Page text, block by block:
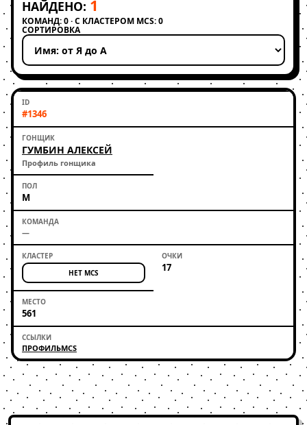
НАЙДЕНО: 1
КОМАНД: 0 · С КЛАСТЕРОМ MCS: 0
СОРТИРОВКА
Применить сортировку
#1346
ГУМБИН АЛЕКСЕЙ
Профиль гонщика
М
—
НЕТ MCS 17
561
ПРОФИЛЬMCS